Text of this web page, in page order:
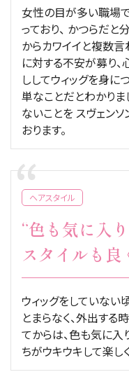
女性の目が多い職場
っており、 かつらだと
からカワイイと複数
に対する不安が募り
ししてウィッグを身に
単なことだとわかりま
ないことを スヴェンソ
おります。
ヘアスタイル
“色も気に入り
スタイルも良
ウィッグをしていな
とまらなく、外出する
てからは、色も気に入
ちがウキウキして楽し